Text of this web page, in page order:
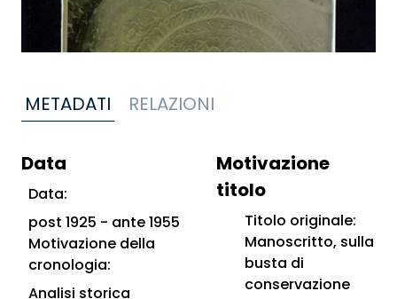
METADATI RELAZIONI
Data
Data:
post 1925 - ante 1955
Motivazione della
cronologia:
Analisi storica
Motivazione
titolo
Titolo originale:
Manoscritto, sulla
busta di
conservazione